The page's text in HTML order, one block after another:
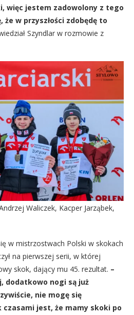
więc jestem zadowolony z tego
w przyszłości zdobędę to
Szyndlar w rozmowie z
Waliczek, Kacper Jarząbek,
w mistrzostwach Polski w skokach
na pierwszej serii, w której
skok, dający mu 45. rezultat. –
dodatkowo nogi są już
nie mogę się
jest, że mamy skoki po